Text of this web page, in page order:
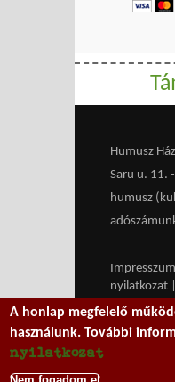
Humusz
Saru u. 11.
humusz
Impresszum
nyilatkozat
A honlap megfelelő
használunk. További
nyilatkozat